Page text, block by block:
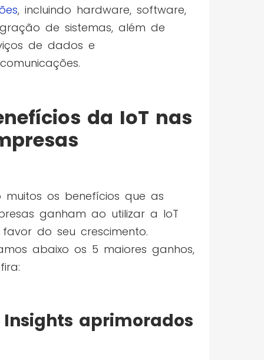
, incluindo hardware, software,
de sistemas, além de
de dados e
da IoT nas
muitos os benefícios que as
ganham ao utilizar a IoT
do seu crescimento.
abaixo os 5 maiores ganhos,
Insights aprimorados